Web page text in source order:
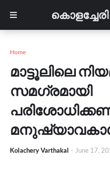
Home
മാട്ടൂലിലെ
സമഗ്രമായി
Kolachery Varthakal - June 17,